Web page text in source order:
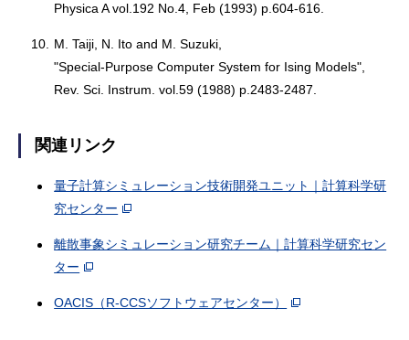
Physica A vol.192 No.4, Feb (1993) p.604-616.
10.
M. Taiji, N. Ito and M. Suzuki,
"Special-Purpose Computer System for Ising Models",
Rev. Sci. Instrum. vol.59 (1988) p.2483-2487.
関連リンク
量子計算シミュレーション技術開発ユニット｜計算科学研
究センター
離散事象シミュレーション研究チーム｜計算科学研究セン
ター
OACIS（R-CCSソフトウェアセンター）